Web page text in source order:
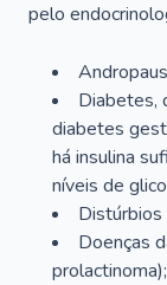
pelo
Diabetes,
diabetes
há insulina
níveis de
Distúrbios
Doenças
prolactinoma);